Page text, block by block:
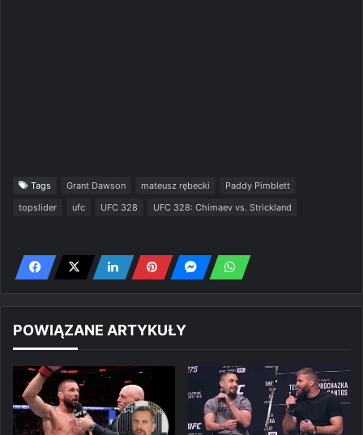
Tags Grant Dawson mateusz rębecki
Paddy Pimblett
topslider
ufc UFC 328 UFC 328: Chimaev vs. Strickland
POWIĄZANE ARTYKUŁY